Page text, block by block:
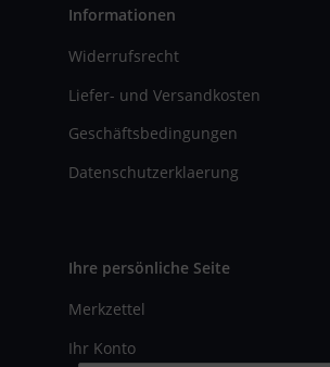
Informationen
Widerrufsrecht
Liefer- und Versandkosten
Geschäftsbedingungen
Datenschutzerklaerung
Ihre persönliche Seite
Merkzettel
Ihr Konto